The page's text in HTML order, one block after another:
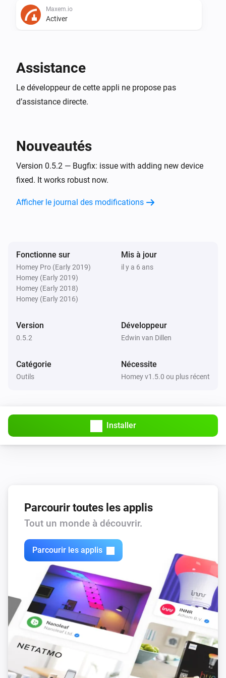
Maxem.io
Activer
Maxem.io
Assistance
Le développeur de cette appli ne propose pas
d’assistance directe.
Nouveautés
Version 0.5.2 — Bugfix: issue with adding new device
fixed. It works robust now.
Afficher le journal des modifications
Fonctionne sur
Homey Pro (Early 2019)
Homey (Early 2019)
Homey (Early 2018)
Homey (Early 2016)
Mis à jour
il y a 6 ans
Version
0.5.2
Développeur
Edwin van Dillen
Catégorie
Outils
Nécessite
Homey v1.5.0 ou plus récent
Installer
Parcourir toutes les applis
Tout un monde à découvrir.
Parcourir les applis